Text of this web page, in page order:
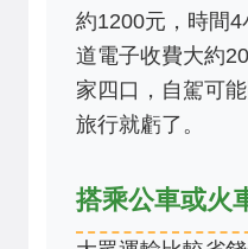
約1200元，時間
道電子收費大約
家四口，自駕可
旅行就虧了。
搭乘公車或火